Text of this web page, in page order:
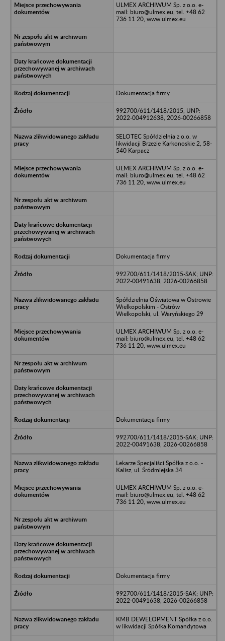
ULMEX ARCHIWUM Sp. z o.o. e-
mail: biuro@ulmex.eu, tel. +48 62
736 11 20, www.ulmex.eu
Dokumentacja firmy
992700/611/1418/2015, UNP:
2022-004912638, 2026-00266858
SELOTEC Spółdzielnia z o.o. w
likwidacji Brzezie Karkonoskie 2, 58-
540 Karpacz
ULMEX ARCHIWUM Sp. z o.o. e-
mail: biuro@ulmex.eu, tel. +48 62
736 11 20, www.ulmex.eu
Dokumentacja firmy
992700/611/1418/2015-SAK; UNP:
2022-00491638, 2026-00266858
Spółdzielnia Oświatowa w Ostrowie
Wielkopolskim - Ostrów
Wielkopolski, ul. Waryńskiego 29
ULMEX ARCHIWUM Sp. z o.o. e-
mail: biuro@ulmex.eu, tel. +48 62
736 11 20, www.ulmex.eu
Dokumentacja firmy
992700/611/1418/2015-SAK; UNP:
2022-00491638, 2026-00266858
Lekarze Specjaliści Spółka z o.o. -
Kalisz, ul. Śródmiejska 34
ULMEX ARCHIWUM Sp. z o.o. e-
mail: biuro@ulmex.eu, tel. +48 62
736 11 20, www.ulmex.eu
Dokumentacja firmy
992700/611/1418/2015-SAK; UNP:
2022-00491638, 2026-00266858
KMB DEWELOPMENT Spółka z o.o.
w likwidacji Spółka Komandytowa